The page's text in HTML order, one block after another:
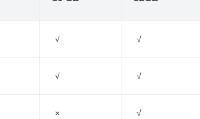
√ √
√ √
× √